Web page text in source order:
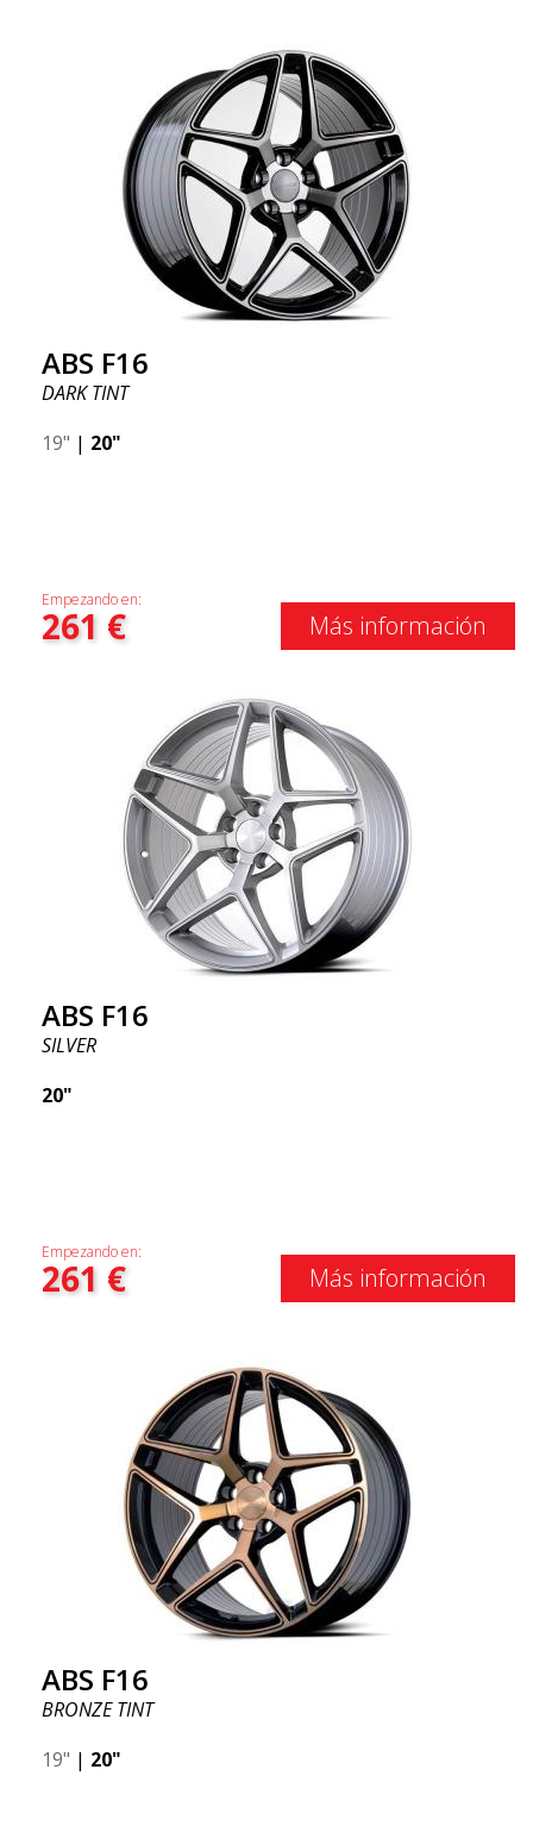
ABS F16
DARK TINT
19" | 20"
Empezando en:
261 € Más información
ABS F16
SILVER
20"
Empezando en:
261 € Más información
ABS F16
BRONZE TINT
19" | 20"